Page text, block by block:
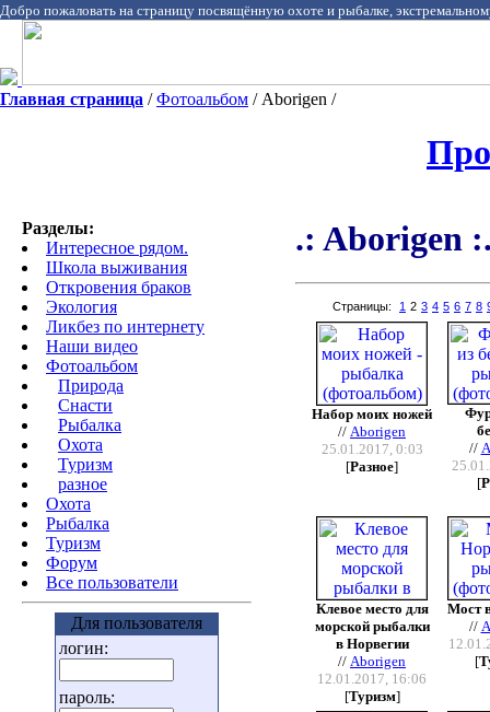
Добро пожаловать на страницу посвящённую охоте и рыбалке,
Главная страница /Фотоальбом / Aborigen /
Разделы:
Интересное рядом.
Школа выживания
Откровения браков
Экология
Ликбез по интернету
Наши видео
Фотоальбом
Природа
Cнасти
Рыбалка
Охота
Туризм
разное
Охота
Pыбалка
Туризм
Форум
Все пользователи
Для пользователя
логин:
пароль:
.: Aborigen
Страницы: 1 2 3 4 5 6 7 8
Набор моих ножей
// Aborigen
25.01.2017, 0:03
[Разное]
//
[
Клевое место для
морской рыбалки
в Норвегии
// Aborigen
12.01.2017, 16:06
[Туризм]
Мост
//
[